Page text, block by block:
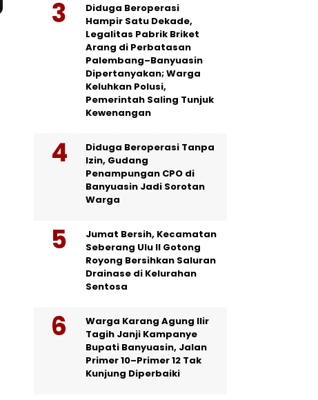
Diduga Beroperasi
Hampir Satu Dekade,
Legalitas Pabrik Briket
Arang di Perbatasan
Palembang–Banyuasin
Dipertanyakan; Warga
Keluhkan Polusi,
Pemerintah Saling Tunjuk
Kewenangan
Diduga Beroperasi Tanpa
Izin, Gudang
Penampungan CPO di
Banyuasin Jadi Sorotan
Warga
Jumat Bersih, Kecamatan
Seberang Ulu II Gotong
Royong Bersihkan Saluran
Drainase di Kelurahan
Sentosa
Warga Karang Agung Ilir
Tagih Janji Kampanye
Bupati Banyuasin, Jalan
Primer 10–Primer 12 Tak
Kunjung Diperbaiki